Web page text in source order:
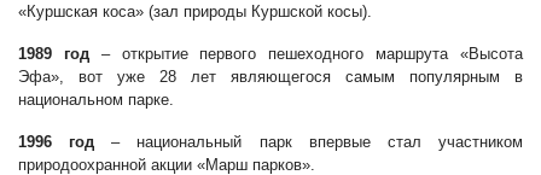
«Куршская коса» (зал природы Куршской косы).
1989 год– открытие первого пешеходного маршрута «Высота
Эфа», вот уже 28 лет являющегося самым популярным в
национальном парке.
1996 год – национальный парк впервые стал участником
природоохранной акции «Марш парков».